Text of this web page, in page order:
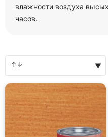
влажности воздуха
часов.